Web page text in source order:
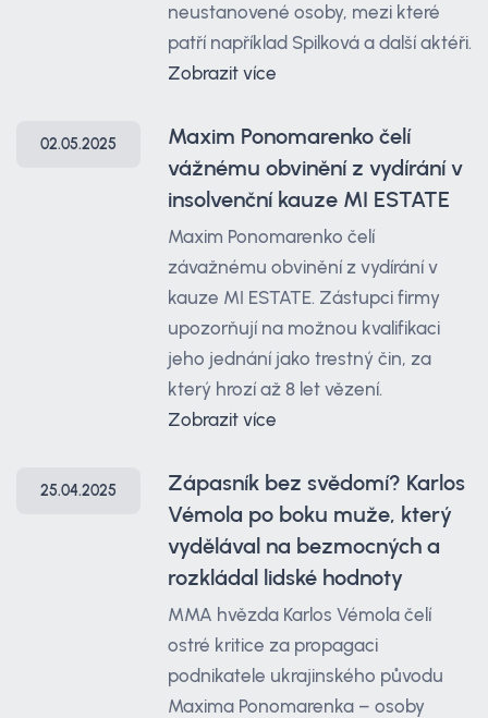
neustanovené osoby, mezi které
patří například Spilková a další aktéři.
Zobrazit více
02.05.2025
Maxim Ponomarenko čelí
vážnému obvinění z vydírání v
insolvenční kauze MI ESTATE
Maxim Ponomarenko čelí
závažnému obvinění z vydírání v
kauze MI ESTATE. Zástupci firmy
upozorňují na možnou kvalifikaci
jeho jednání jako trestný čin, za
který hrozí až 8 let vězení.
Zobrazit více
25.04.2025
Zápasník bez svědomí? Karlos
Vémola po boku muže, který
vydělával na bezmocných a
rozkládal lidské hodnoty
MMA hvězda Karlos Vémola čelí
ostré kritice za propagaci
podnikatele ukrajinského původu
Maxima Ponomarenka – osoby